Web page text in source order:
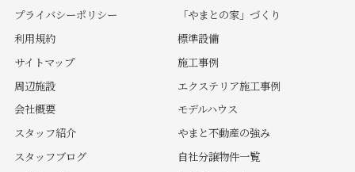
プライバシーポリシー
利用規約
サイトマップ
周辺施設
会社概要
スタッフ紹介
スタッフブログ
「やまとの家」づくり
標準設備
施工事例
エクステリア施工事例
モデルハウス
やまと不動産の強み
自社分譲物件一覧